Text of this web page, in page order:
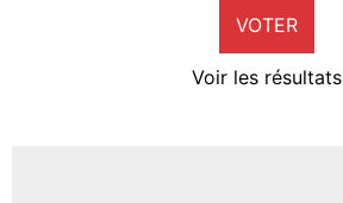
VOTER
Voir les résultats